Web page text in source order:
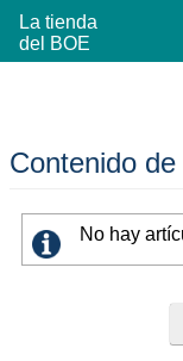
La tienda
del BOE
Contenido
No hay